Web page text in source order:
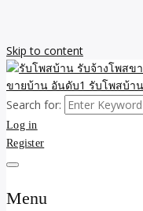
Skip to content
รับโพสบ้า
บ้าน รับลง
รับลงเว็บ
รับจ้างโพสขายบ้าน รับลงเ
บ้าน โพสบ้าน ขายที่ดิน SEO
Search for:
Log in
Register
Menu